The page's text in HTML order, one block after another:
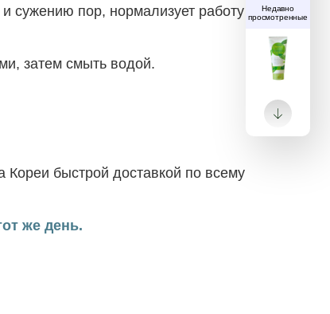
сужению пор, нормализует работу
затем смыть водой.
Кореи быстрой доставкой по всему
же день.
Недавно
просмотренные